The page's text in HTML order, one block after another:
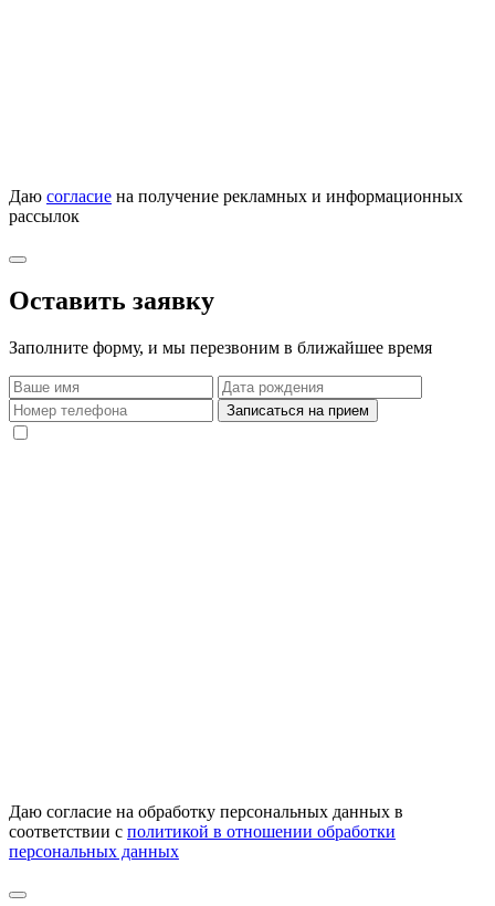
Даю согласие на получение рекламных и информационных
рассылок
Оставить заявку
Заполните форму, и мы перезвоним в ближайшее время
Даю согласие на обработку персональных данных в
соответствии с политикой в отношении обработки
персональных данных